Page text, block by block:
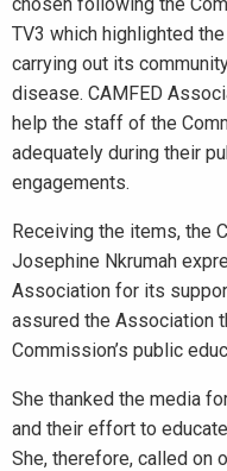
TV3 which highlighted
carrying out its
disease. CAMFED
help the staff of the
adequately during their
engagements.
Receiving the items, the
Josephine Nkrumah
Association for its
assured the Association
Commission’s public
She thanked the media
and their effort to
She, therefore, called on